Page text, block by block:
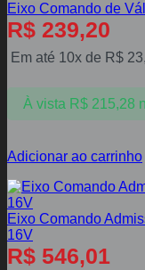
Eixo Comando de
R$ 239,20
Em até 10x de R$
À vista R$215,28
Adicionar ao carrinho
Eixo Comando
16V
R$ 546,01